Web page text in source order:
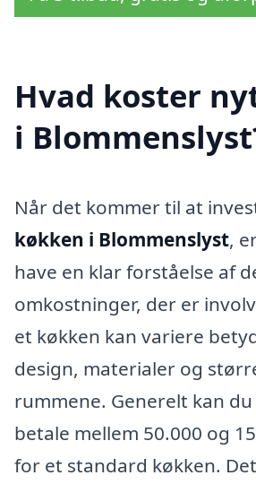
Hvad koster
i
Når det kommer til at
køkken i Blommenslyst,
have en klar forståelse af
omkostninger, der er
et køkken kan variere
design, materialer og
rummene. Generelt kan
betale mellem 50.000 og
for et standard køkken.